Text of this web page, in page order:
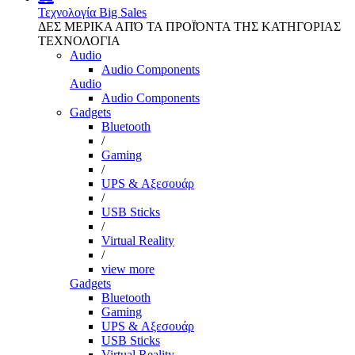
Τεχνολογία Big Sales
ΔΕΣ ΜΕΡΙΚΑ ΑΠΌ ΤΑ ΠΡΟΪΌΝΤΑ ΤΗΣ ΚΑΤΗΓΟΡΙΑΣ
ΤΕΧΝΟΛΟΓΙΑ
Audio
Audio Components
Audio
Audio Components
Gadgets
Bluetooth
/
Gaming
/
UPS & Αξεσουάρ
/
USB Sticks
/
Virtual Reality
/
view more
Gadgets
Bluetooth
Gaming
UPS & Αξεσουάρ
USB Sticks